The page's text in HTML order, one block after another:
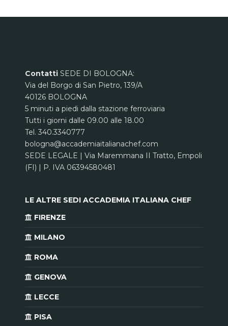
Contatti SEDE DI BOLOGNA:
Via del Borgo di San Pietro, 139/A
40126 BOLOGNA
5 minuti a piedi dalla stazione ferroviaria
Tutti i giorni dalle 09.00 alle 18.00
Tel. 340.3340777
bologna@accademiaitalianachef.com
SEDE LEGALE | Via Maremmana II Tratto, Empoli
(FI) | P. IVA 06394580481
LE ALTRE SEDI ACCADEMIA ITALIANA CHEF
FIRENZE
MILANO
ROMA
GENOVA
LECCE
PISA